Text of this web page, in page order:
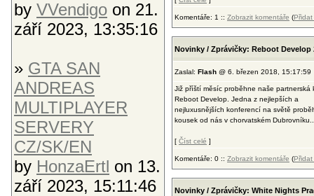
by VVendigo on 21.
září 2023, 13:35:16
» GTA SAN
ANDREAS
MULTIPLAYER
SERVERY
CZ/SK/EN
by HonzaErtl on 13.
září 2023, 15:11:46
Komentáře: 1 :: Zobrazit komentáře (Přidat
Novinky / Zprávičky: Reboot Develop
Zaslal: Flash @ 6. březen 2018, 15:17:59
Již příští měsíc proběhne naše partnerská
Reboot Develop. Jedna z nejlepších a
nejluxusnějších konferencí na světě
kousek od nás v chorvatském
[ Číst celé ]
Komentáře: 0 :: Zobrazit komentáře (Přidat
Novinky / Zprávičky: White Nights